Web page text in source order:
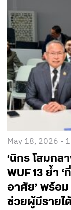
May 18, 2026 -
‘นิกร โสมกล
WUF 13 ย้ำ
อาศัย’ พร้อม
ช่วยผู้มีรายไ